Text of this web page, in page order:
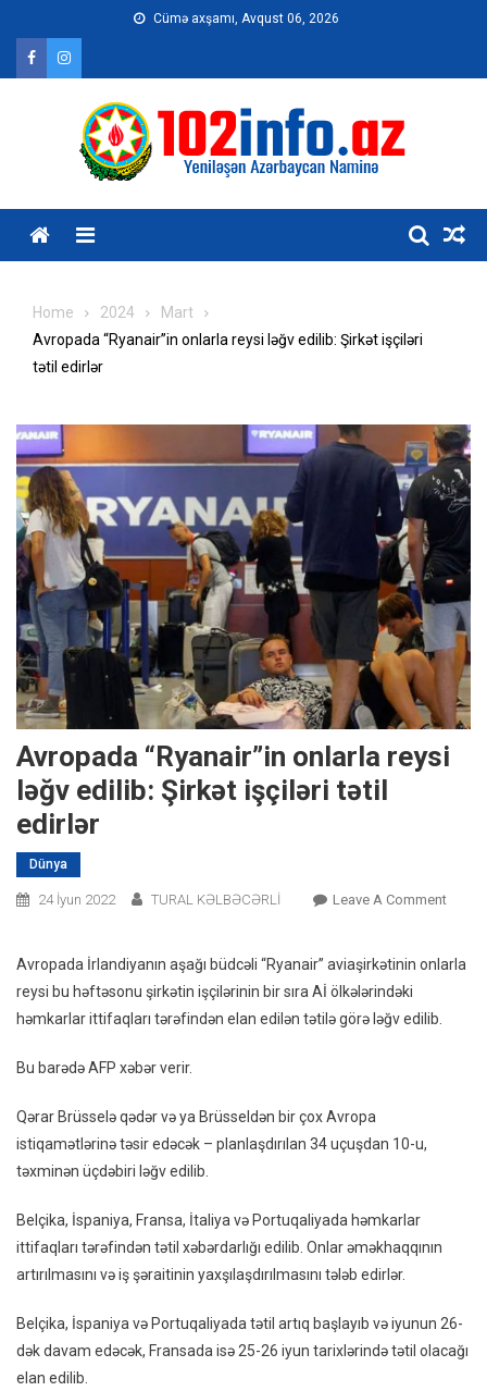
content
Cümə axşamı, Avqust 06, 2026
Home 2024
Mart
Avropada “Ryanair”in onlarla reysi ləğv edilib: Şirkət işçiləri
tətil edirlər
Avropada “Ryanair”in onlarla reysi
ləğv edilib: Şirkət işçiləri tətil
edirlər
Dünya
24 İyun 2022 TURAL KƏLBƏCƏRLİ Leave A CommentOn
Avropada İrlandiyanın aşağı büdcəli “Ryanair” aviaşirkətinin onlarla
reysi bu həftəsonu şirkətin işçilərinin bir sıra Aİ ölkələrindəki
həmkarlar ittifaqları tərəfindən elan edilən tətilə görə ləğv edilib.
Bu barədə AFP xəbər verir.
Qərar Brüsselə qədər və ya Brüsseldən bir çox Avropa
istiqamətlərinə təsir edəcək – planlaşdırılan 34 uçuşdan 10-u,
təxminən üçdəbiri ləğv edilib.
Belçika, İspaniya, Fransa, İtaliya və Portuqaliyada həmkarlar
ittifaqları tərəfindən tətil xəbərdarlığı edilib. Onlar əməkhaqqının
artırılmasını və iş şəraitinin yaxşılaşdırılmasını tələb edirlər.
Belçika, İspaniya və Portuqaliyada tətil artıq başlayıb və iyunun 26-
dək davam edəcək, Fransada isə 25-26 iyun tarixlərində tətil olacağı
elan edilib.